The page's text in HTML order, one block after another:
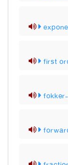
first